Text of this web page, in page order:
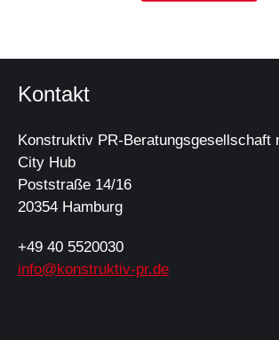
Kontakt
Konstruktiv PR-Beratungsgesellschaft
City Hub
Poststraße 14/16
20354 Hamburg
+49 40 5520030
info@konstruktiv-pr.de